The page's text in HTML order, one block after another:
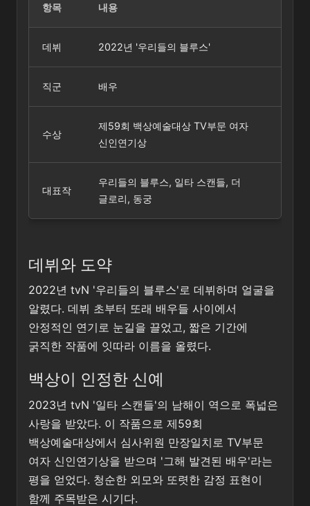
항목 내용
데뷔 2022년 '우리들의 블루스'
직군 배우
수상
제59회 백상예술대상 TV부문 여자
신인연기상
대표작
우리들의 블루스, 일타 스캔들, 더
글로리, 동궁
데뷔와 도약
2022년 tvN '우리들의 블루스'로 데뷔하며 얼굴을
알렸다. 데뷔 초부터 또래 배우들 사이에서
안정적인 연기로 눈길을 끌었고, 짧은 기간에
굵직한 작품에 잇따라 이름을 올렸다.
백상이 인정한 신예
2023년 tvN '일타 스캔들'의 남해이 역으로 폭넓은
사랑을 받았다. 이 작품으로 제59회
백상예술대상에서 심사위원 만장일치로 TV부문
여자 신인연기상을 받으며 '그해 발견된 배우'라는
평을 얻었다. 청순한 외모와 또렷한 감정 표현이
함께 주목받은 시기다.